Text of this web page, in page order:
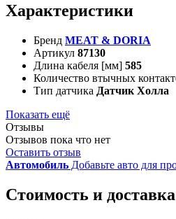
Характеристики
Бренд MEAT & DORIA
Артикул 87130
Длина кабеля [мм] 585
Количество втычных
Тип датчика Датчик Холла
Показать ещё
Отзывы
Отзывов пока что нет
Оставить отзыв
Автомобиль Добавьте авто для
Стоимость и доставка